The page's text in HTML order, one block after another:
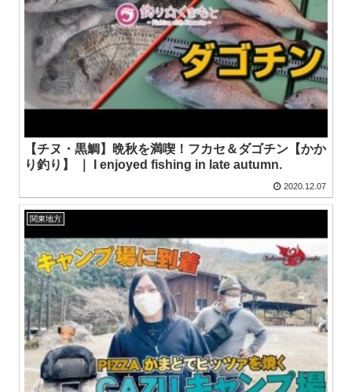
【チヌ・黒鯛】晩秋を満喫！フカセ＆ダゴチン【かか
り釣り】 ｜ I enjoyed fishing in late autumn.
2020.12.07
関東地方